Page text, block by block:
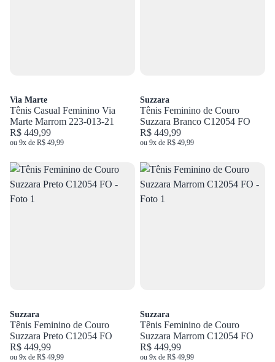
Via Marte
Tênis Casual Feminino Via
Marte Marrom 223-013-21
R$ 449,99
ou 9x de R$ 49,99
Suzzara
Tênis Feminino de Couro
Suzzara Branco C12054 FO
R$ 449,99
ou 9x de R$ 49,99
Suzzara
Tênis Feminino de Couro
Suzzara Preto C12054 FO
R$ 449,99
ou 9x de R$ 49,99
Suzzara
Tênis Feminino de Couro
Suzzara Marrom C12054 FO
R$ 449,99
ou 9x de R$ 49,99